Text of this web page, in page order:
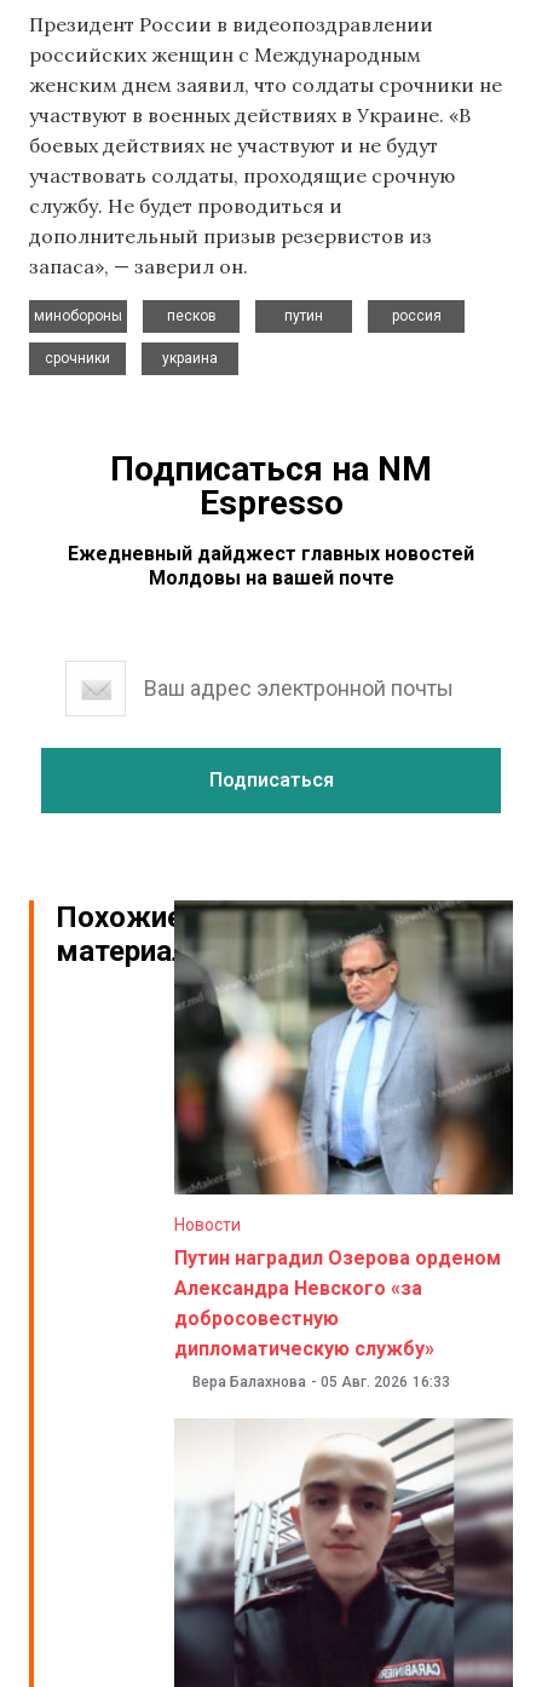
Президент России в видеопоздравлении
российских женщин с Международным
женским днем заявил, что солдаты срочники не
участвуют в военных действиях в Украине. «В
боевых действиях не участвуют и не будут
участвовать солдаты, проходящие срочную
службу. Не будет проводиться и
дополнительный призыв резервистов из
запаса», — заверил он.
минобороны
песков
путин
россия
срочники
украина
Подписаться на NM
Espresso
Ежедневный дайджест главных новостей
Молдовы на вашей почте
Похожие
материалы
Новости
Путин наградил Озерова орденом
Александра Невского «за
добросовестную
дипломатическую службу»
Вера Балахнова - 05 Авг. 2026 16:33